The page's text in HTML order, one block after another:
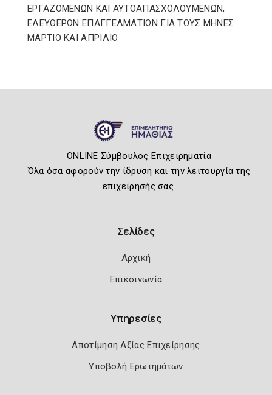
ΕΡΓΑΖΟΜΕΝΩΝ ΚΑΙ ΑΥΤΟΑΠΑΣΧΟΛΟΥΜΕΝΩΝ,
ΕΛΕΥΘΕΡΩΝ ΕΠΑΓΓΕΛΜΑΤΙΩΝ ΓΙΑ ΤΟΥΣ ΜΗΝΕΣ
ΜΑΡΤΙΟ ΚΑΙ ΑΠΡΙΛΙΟ
ONLINE Σύμβουλος Επιχειρηματία
Όλα όσα αφορούν την ίδρυση και την λειτουργία της
επιχείρησής σας.
Σελίδες
Αρχική
Επικοινωνία
Υπηρεσίες
Αποτίμηση Αξίας Επιχείρησης
Υποβολή Ερωτημάτων